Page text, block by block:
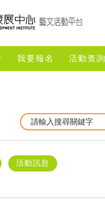
我要報名 活動查詢
活動訊息